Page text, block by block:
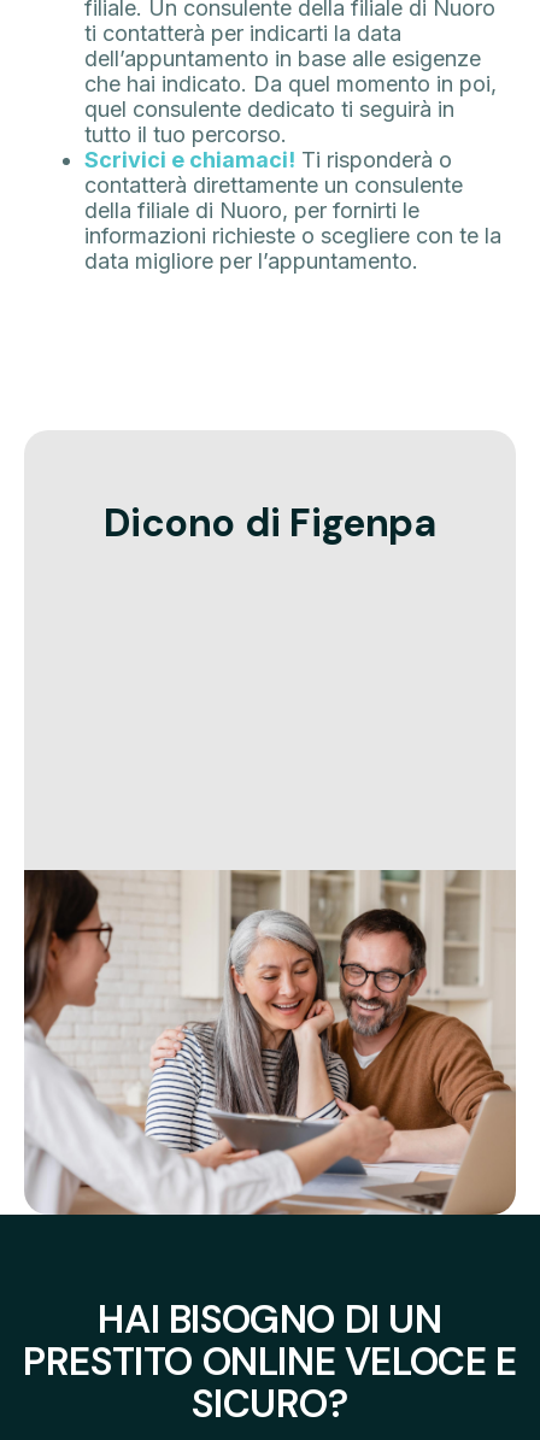
filiale. Un consulente della filiale di Nuoro
ti contatterà per indicarti la data
dell’appuntamento in base alle esigenze
che hai indicato. Da quel momento in poi,
quel consulente dedicato ti seguirà in
tutto il tuo percorso.
Scrivici e chiamaci! Ti risponderà o
contatterà direttamente un consulente
della filiale di Nuoro, per fornirti le
informazioni richieste o scegliere con te la
data migliore per l’appuntamento.
Dicono di Figenpa
HAI BISOGNO DI UN
PRESTITO ONLINE VELOCE E
SICURO?